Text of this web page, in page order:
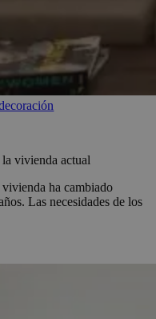
la vivienda actual
ha cambiado
Las necesidades de los